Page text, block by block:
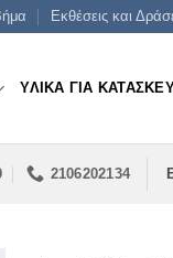
Εκθέσεις και
ΥΛΙΚΑ ΓΙΑ
2106202134